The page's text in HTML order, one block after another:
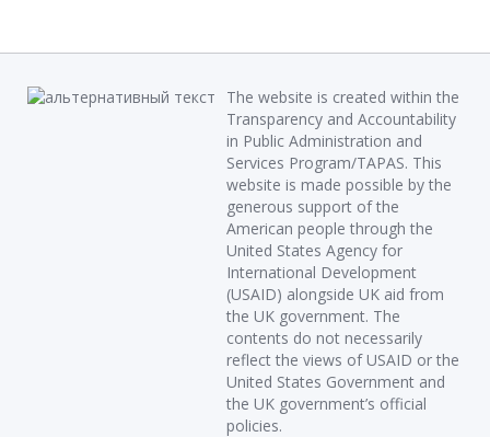
The website is created within the
Transparency and Accountability
in Public Administration and
Services Program/TAPAS. This
website is made possible by the
generous support of the
American people through the
United States Agency for
International Development
(USAID) alongside UK aid from
the UK government. The
contents do not necessarily
reflect the views of USAID or the
United States Government and
the UK government’s official
policies.